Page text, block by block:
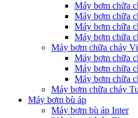
Máy bơm chữa
Máy bơm chữa
Máy bơm chữa
Máy bơm chữa
Máy bơm chữa cháy
Máy bơm chữa
Máy bơm chữa
Máy bơm chữa
Máy bơm chữa cháy
Máy bơm bù áp
Máy bơm bù áp Inter